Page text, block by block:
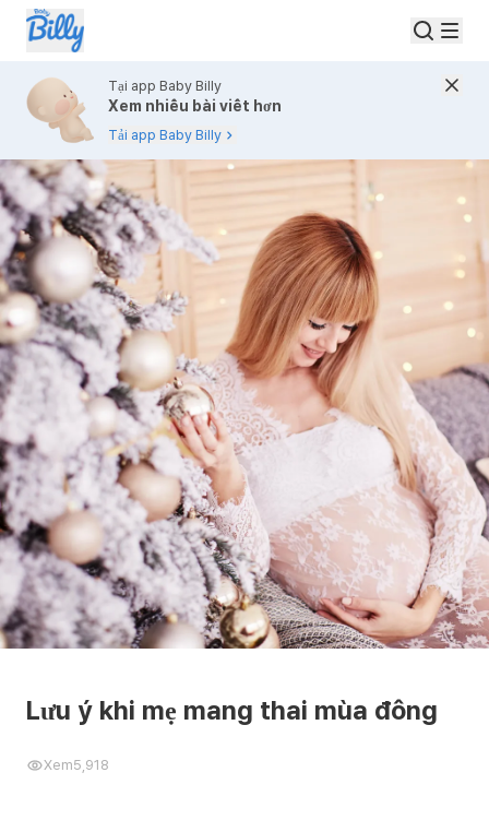
Tại app Baby Billy
Xem nhiều bài viết hơn
Tải app Baby Billy
Lưu ý khi mẹ mang thai mùa đông
Xem5,918